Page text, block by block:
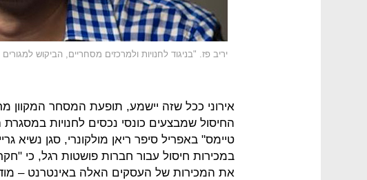
יריב פז. "בניגוד לחנויות ולמרכזים מסחריים, הביקוש
אירוני ככל שזה יישמע, תופעת המסחר
החיסול שמבצעים כונסי נכסים לחנויות במסגרת
טיימס" באפריל סיפר ריאן מולקונרי, סגן נשיא
במכירות חיסול עבור חברות פושטות רגל, כי
את המכירות של העסקים האלה באינטרנט –